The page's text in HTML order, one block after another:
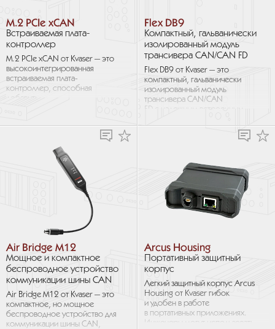
M.2 PCIe xCAN
Встраиваемая плата-
контроллер
M.2 PCIe xCAN от Kvaser — это
высокоинтегрированная
встраиваемая плата-
контроллер, способная
добавить
компьютеру...
Flex DB9
Компактный, гальванически
изолированный модуль
трансивера CAN/CAN FD
Flex DB9 от Kvaser — это
компактный, гальванически
изолированный модуль
трансивера CAN/CAN
FD с надежным встроенным
Модуль предназначен для...
Air Bridge M12
Мощное и компактное
беспроводное устройство
коммуникации шины CAN
Air Bridge M12 от Kvaser — это
компактное, но мощное
беспроводное устройство для
коммуникации шины CAN,
Arcus Housing
Портативный защитный
корпус
Легкий защитный корпус Arcus
Housing от Kvaser гибок
и удобен в работе
в портативных приложениях.
Инженеры могут использовать